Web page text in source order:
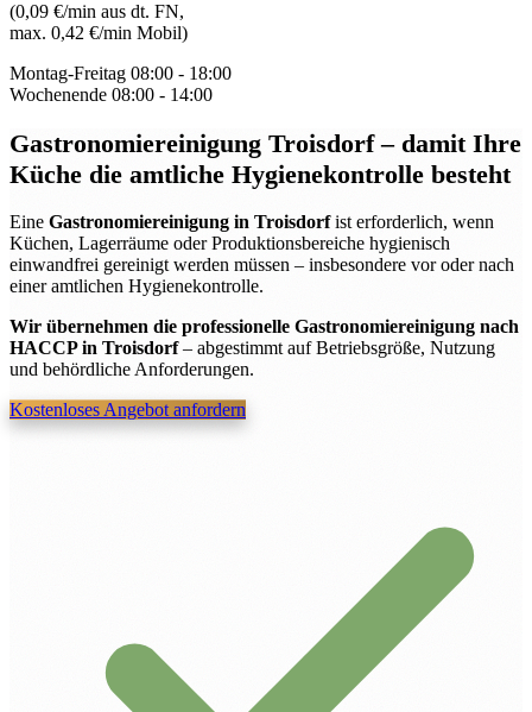
(0,09 €/min aus dt. FN,
max. 0,42 €/min Mobil)
Montag-Freitag 08:00 - 18:00
Wochenende 08:00 - 14:00
Gastronomiereinigung Troisdorf– damit Ihre
Küche die amtliche Hygienekontrolle besteht
Eine Gastronomiereinigung in Troisdorfist erforderlich, wenn
Küchen, Lagerräume oder Produktionsbereiche hygienisch
einwandfrei gereinigt werden müssen – insbesondere vor oder nach
einer amtlichen Hygienekontrolle.
Wir übernehmen die professionelle Gastronomiereinigung nach
HACCP in Troisdorf– abgestimmt auf Betriebsgröße, Nutzung
und behördliche Anforderungen.
Kostenloses Angebot anfordern